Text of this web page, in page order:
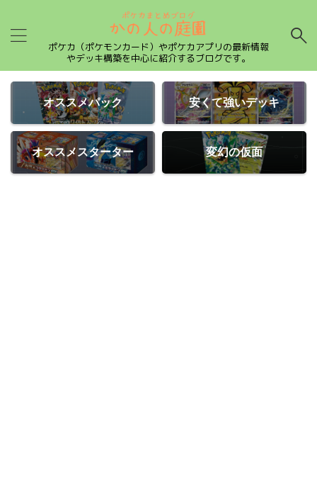
ポケカ（ポケモンカード）やポケカアプリの最新情報
やデッキ構築を中心に紹介するブログです。
オススメパック 安くて強いデッキ
オススメスターター 変幻の仮面